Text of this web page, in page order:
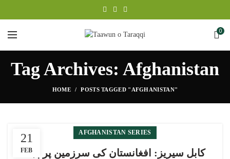
0
Tag Archives: Afghanistan
HOME POSTS TAGGED "AFGHANISTAN"
21
FEB
AFGHANISTAN SERIES
کابل سیریز: افغانستان کی سرزمین پر پہلا